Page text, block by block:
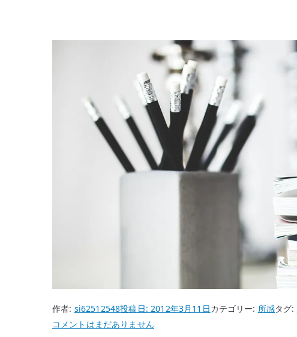
作者: si62512548投稿日:2012年3月11日カテゴリー: 所感タグ:
東
コメントはまだありません